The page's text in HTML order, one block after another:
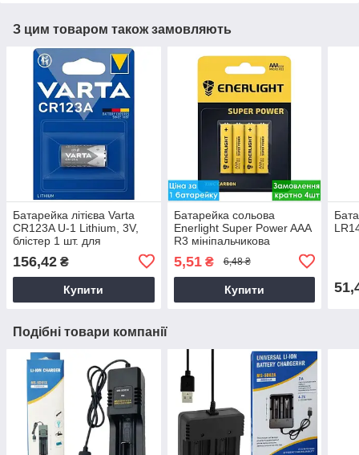
З цим товаром також замовляють
Батарейка літієва Varta
CR123A U-1 Lithium, 3V,
блістер 1 шт. для
фотообладнання, ліхтарів,
тепловізорів
156,42 ₴
Купити
Батарейка сольова
Enerlight Super Power AAA
R3 мініпальчикова
(блістер), мініпальчикові,
сольові батарейки
5,51₴ 6,48 ₴
Купити
Подібні товари компанії